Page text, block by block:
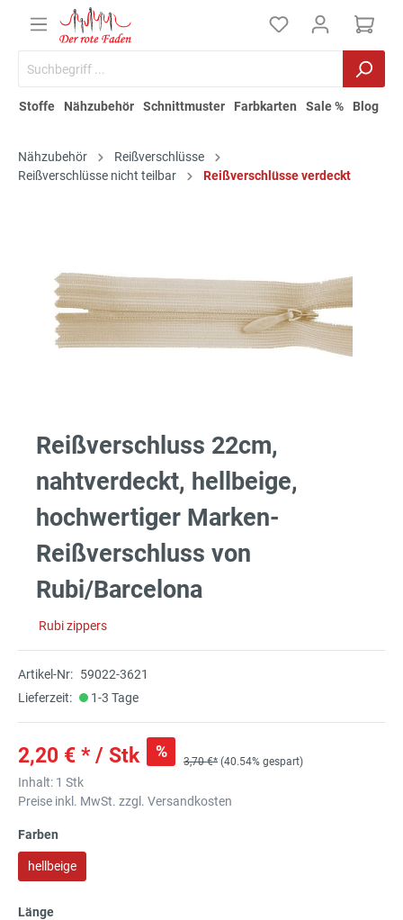
Stoffe Nähzubehör Schnittmuster Farbkarten Sale % Blog
Nähzubehör
Reißverschlüsse
Reißverschlüsse nicht teilbar
Reißverschlüsse verdeckt
Reißverschluss 22cm,
nahtverdeckt, hellbeige,
hochwertiger Marken-
Reißverschluss von
Rubi/Barcelona
Rubi zippers
Artikel-Nr: 59022-3621
Lieferzeit:
1-3 Tage
2,20 € * / Stk %
3,70 €* (40.54% gespart)
Inhalt: 1 Stk
Preise inkl. MwSt. zzgl. Versandkosten
Farben
hellbeige
Länge